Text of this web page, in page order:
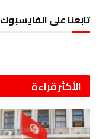
تابعنا على الفايسبوك
الأكثر قراءة